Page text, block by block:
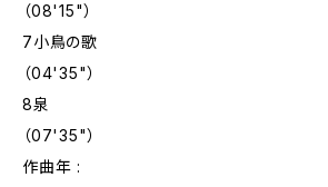
（08'15"）
7小鳥の歌
（04'35"）
8泉
（07'35"）
作曲年 :